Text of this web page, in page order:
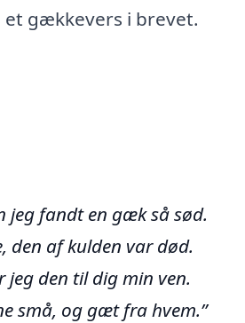
et gækkevers i brevet.
jeg fandt en gæk så sød.
den af kulden var død.
jeg den til dig min ven.
små, og gæt fra hvem.